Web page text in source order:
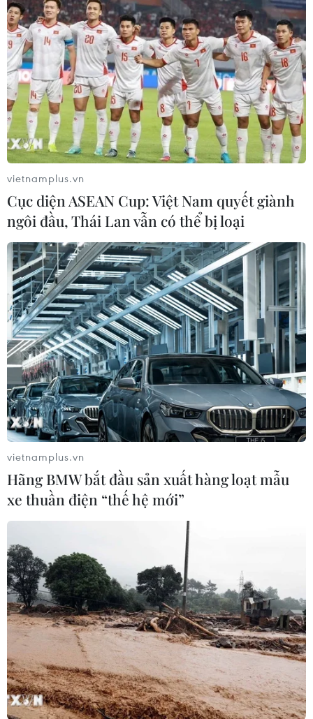
vietnamplus.vn
Cục diện ASEAN Cup: Việt Nam quyết giành
ngôi đầu, Thái Lan vẫn có thể bị loại
vietnamplus.vn
Hãng BMW bắt đầu sản xuất hàng loạt mẫu
xe thuần điện “thế hệ mới”